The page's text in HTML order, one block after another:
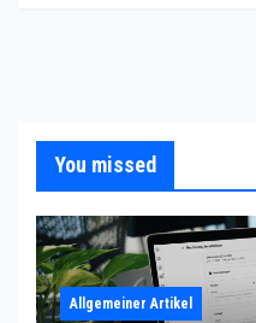
You missed
Allgemeiner Artikel